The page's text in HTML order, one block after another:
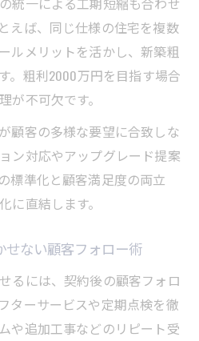
えば、同じ仕様の住宅を複数
ルメリットを活かし、新築粗
。粗利2000万円を目指す場合
が不可欠です。
顧客の多様な要望に合致しな
ン対応やアップグレード提案
標準化と顧客満足度の両立
に直結します。
せない顧客フォロー術
るには、契約後の顧客フォロ
ターサービスや定期点検を徹
や追加工事などのリピート受